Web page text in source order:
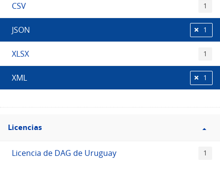
CSV 1
JSON 1
XLSX 1
XML 1
Filtro
Licencias
Licencias
Licencia de DAG de Uruguay 1